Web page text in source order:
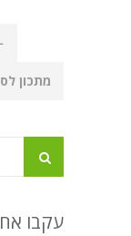
מתכון
עקבו